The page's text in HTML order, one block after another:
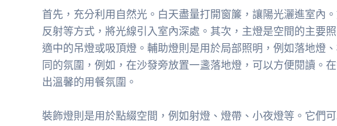
首先，充分利用自然光。白天盡量打開窗簾，讓陽光灑進室內
反射等方式，將光線引入室內深處。其次，主燈是空間的主要
適中的吊燈或吸頂燈。輔助燈則是用於局部照明，例如落地燈
同的氛圍，例如，在沙發旁放置一盞落地燈，可以方便閱讀。
出溫馨的用餐氛圍。
裝飾燈則是用於點綴空間，例如射燈、燈帶、小夜燈等。它們